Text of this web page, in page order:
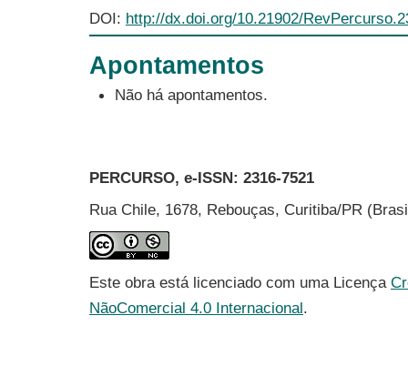
DOI: http://dx.doi.org/10.21902/
Apontamentos
Não há apontamentos.
PERCURSO, e-ISSN: 2316-7521
Rua Chile, 1678, Rebouças, Curitiba/PR
Este obra está licenciado com uma Licença
NãoComercial 4.0 Internacional.